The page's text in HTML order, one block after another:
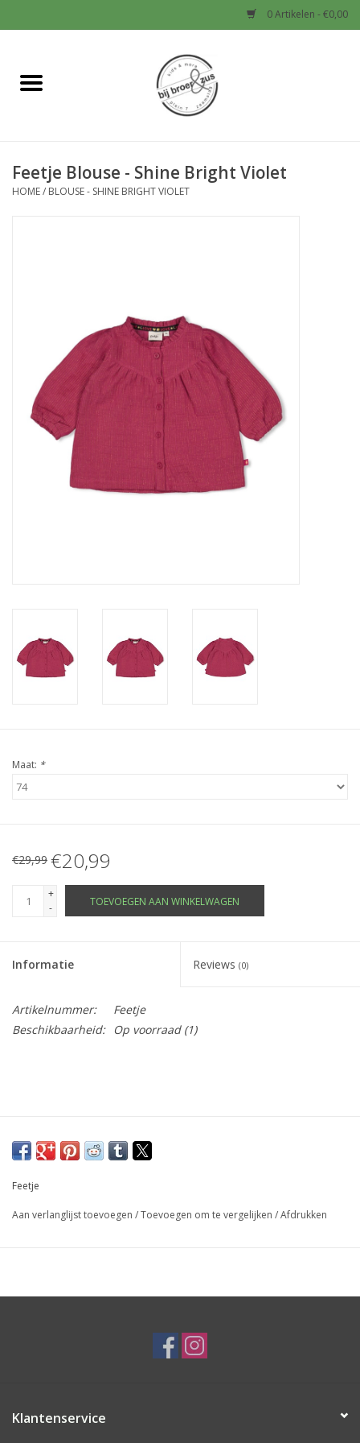
0 Artikelen - €0,00
Home
Baby
Schoenen en Tassen
Speelgoed
Cadeaubonnen
Feetje Blouse - Shine Bright Violet
HOME/ BLOUSE - SHINE BRIGHT VIOLET
Maat: *
€29,99 €20,99
+
-
TOEVOEGEN AAN WINKELWAGEN
Informatie Reviews (0)
Artikelnummer:
Feetje
Beschikbaarheid:
Op voorraad(1)
Feetje
Aan verlanglijst toevoegen /Toevoegen om te vergelijken /Afdrukken
Klantenservice